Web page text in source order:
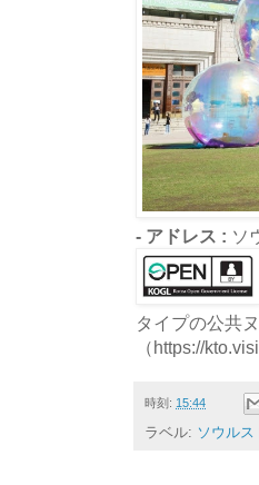
- アドレス : ソ
タイプの公共
（https://
時刻: 15:44
ラベル: ソウル